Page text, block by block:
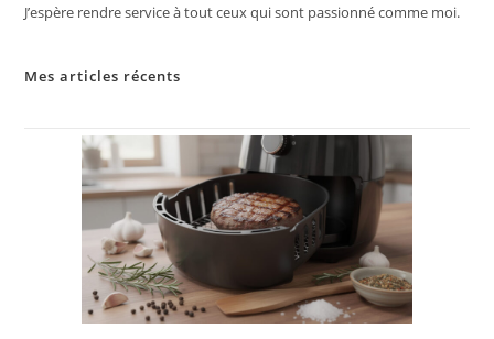
J’espère rendre service à tout ceux qui sont passionné comme moi.
Mes articles récents